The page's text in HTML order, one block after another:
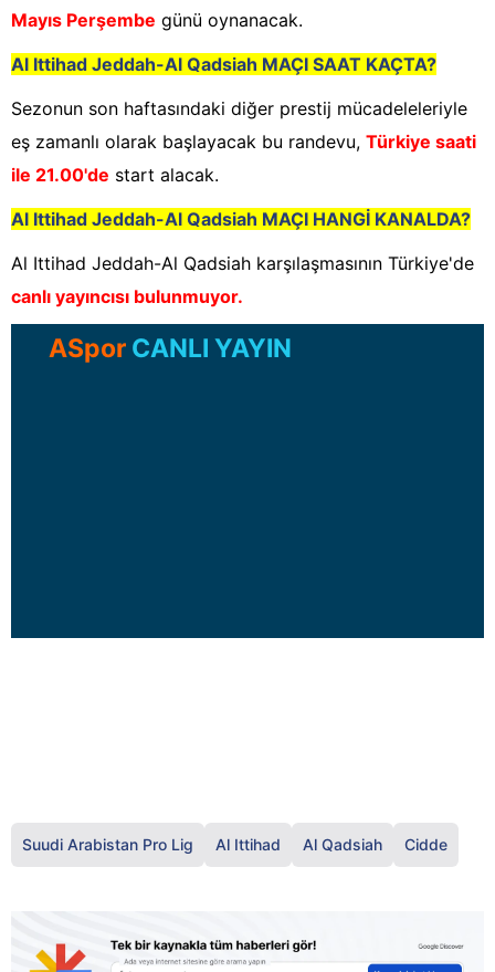
Mayıs Perşembe günü oynanacak.
Al Ittihad Jeddah-Al Qadsiah MAÇI SAAT KAÇTA?
Sezonun son haftasındaki diğer prestij mücadeleleriyle
eş zamanlı olarak başlayacak bu randevu, Türkiye saati
ile 21.00'de start alacak.
Al Ittihad Jeddah-Al Qadsiah MAÇI HANGİ KANALDA?
Al Ittihad Jeddah-Al Qadsiah karşılaşmasının Türkiye'de
canlı yayıncısı bulunmuyor.
ASpor CANLI YAYIN
Suudi Arabistan Pro Lig Al Ittihad Al Qadsiah Cidde